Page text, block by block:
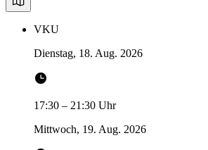
VKU
Dienstag, 18. Aug. 2026
17:30 – 21:30 Uhr
Mittwoch, 19. Aug. 2026